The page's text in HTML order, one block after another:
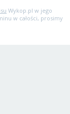
Wykop.pl w jego
w całości, prosimy